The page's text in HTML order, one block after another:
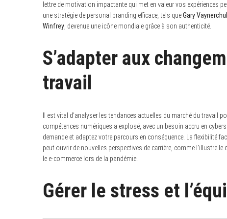
lettre de motivation impactante qui met en valeur vos expériences
une stratégie de personal branding efficace, tels queGary
Winfrey, devenue une icône mondiale grâce à son authenticité.
S’adapter aux
travail
Il est vital d’analyser les tendances actuelles du marché du travail
compétences numériques a explosé, avec un besoin accru en
demande et adaptez votre parcours en conséquence. La flexibilité
peut ouvrir de nouvelles perspectives de carrière, comme l’illustre
le e-commerce lors de la pandémie.
Gérer le stress et